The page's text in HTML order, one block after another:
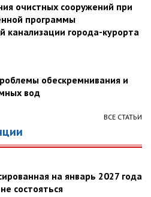
очистных сооружений при
программы
канализации города-курорта
обескремнивания и
вод
ВСЕ СТАТЬИ
на январь 2027 года
состояться